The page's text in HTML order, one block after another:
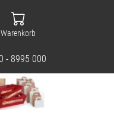
Warenkorb
- 8995 000